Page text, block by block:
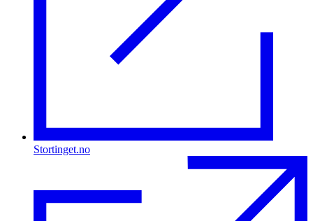
Stortinget.no